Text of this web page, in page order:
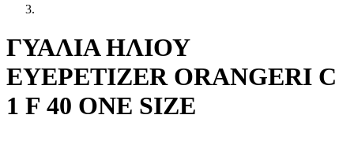
ΓΥΑΛΙΑ ΗΛΙΟΥ
EYEPETIZER ORANGERI C
1 F 40 ONE SIZE